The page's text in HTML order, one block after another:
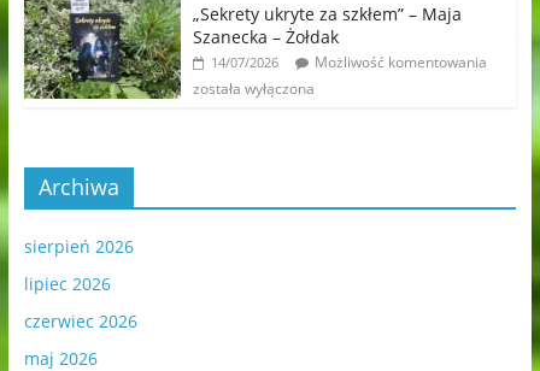
„Sekrety ukryte za szkłem” – Maja
Szanecka – Żołdak
14/07/2026
Możliwość komentowania
została wyłączona
Archiwa
sierpień 2026
lipiec 2026
czerwiec 2026
maj 2026